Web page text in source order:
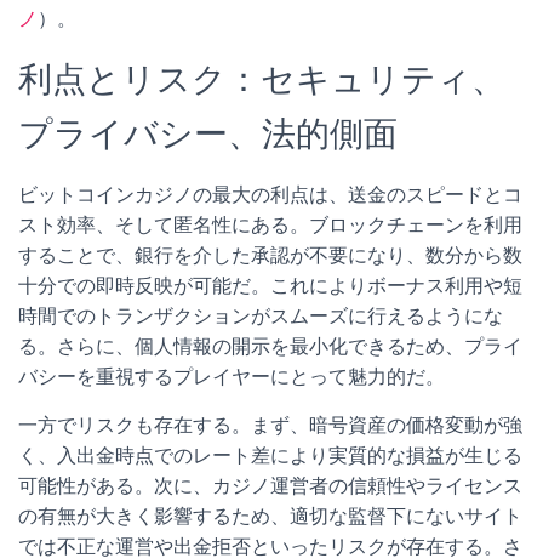
ノ ）。
利点とリスク：セキュリティ、
プライバシー、法的側面
ビットコインカジノの最大の利点は、送金のスピードとコ
スト効率、そして匿名性にある。ブロックチェーンを利用
することで、銀行を介した承認が不要になり、数分から数
十分での即時反映が可能だ。これによりボーナス利用や短
時間でのトランザクションがスムーズに行えるようにな
る。さらに、個人情報の開示を最小化できるため、プライ
バシーを重視するプレイヤーにとって魅力的だ。
一方でリスクも存在する。まず、暗号資産の価格変動が強
く、入出金時点でのレート差により実質的な損益が生じる
可能性がある。次に、カジノ運営者の信頼性やライセンス
の有無が大きく影響するため、適切な監督下にないサイト
では不正な運営や出金拒否といったリスクが存在する。さ